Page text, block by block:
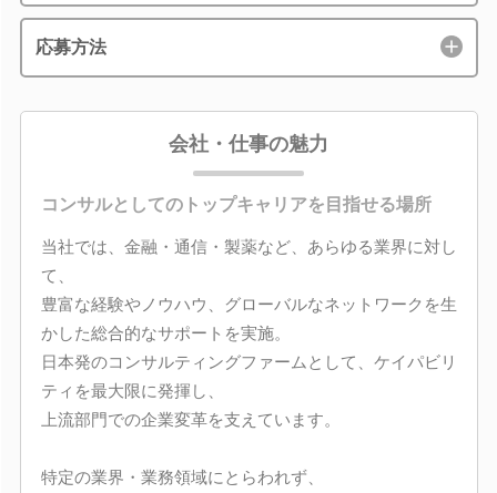
応募方法
会社・仕事の魅力
コンサルとしてのトップキャリアを目指せる場所
当社では、金融・通信・製薬など、あらゆる業界に対し
て、
豊富な経験やノウハウ、グローバルなネットワークを生
かした総合的なサポートを実施。
日本発のコンサルティングファームとして、ケイパビリ
ティを最大限に発揮し、
上流部門での企業変革を支えています。
特定の業界・業務領域にとらわれず、